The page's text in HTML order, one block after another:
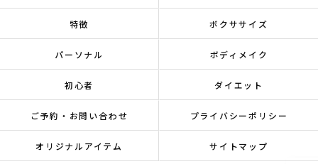
特徴 ボクササイズ
パーソナル ボディメイク
初心者 ダイエット
ご予約・お問い合わせ プライバシーポリシー
オリジナルアイテム サイトマップ